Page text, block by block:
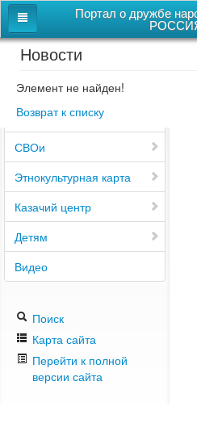
Портал о дружбе
Главная
Дом дружбы народов
Новости
СВОи
Этнокультурная карта
Казачий центр
Детям
Видео
Поиск
Карта сайта
Перейти к полной
версии сайта
Новости
Элемент не найден!
Возврат к списку